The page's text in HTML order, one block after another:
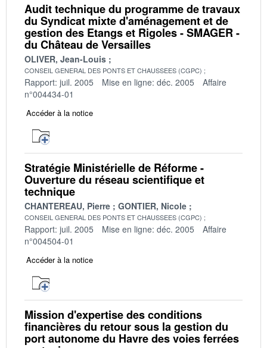
Audit technique du programme de travaux
du Syndicat mixte d'aménagement et de
gestion des Etangs et Rigoles - SMAGER -
du Château de Versailles
OLIVER, Jean-Louis
CONSEIL GENERAL DES PONTS ET CHAUSSEES (CGPC)
Rapport: juil. 2005 Mise en ligne: déc. 2005
Affaire
n°004434-01
Accéder à la notice
Stratégie Ministérielle de Réforme -
Ouverture du réseau scientifique et
technique
CHANTEREAU, Pierre GONTIER, Nicole
CONSEIL GENERAL DES PONTS ET CHAUSSEES (CGPC)
Rapport: juil. 2005 Mise en ligne: déc. 2005
Affaire
n°004504-01
Accéder à la notice
Mission d'expertise des conditions
financières du retour sous la gestion du
port autonome du Havre des voies ferrées